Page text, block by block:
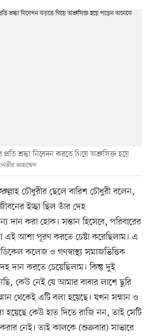
শ্রদ্ধা নিবেদন করতে গিয়ে অশ্রুসিক্ত হয়ে
আহাম্মেদ
চৌধুরীর ছেলে বারিশ চৌধুরী বলেন,
ইচ্ছা ছিল তাঁর দেহ
দান করা হোক। সন্তান হিসেবে, পরিবারের
এই আশা পূরণ করতে চেষ্টা করেছিলাম। এ
কলেজ ও গণস্বাস্থ্য সমাজভিত্তিক
দান করতে চেয়েছিলাম। কিন্তু দুই
কেউ নেই যে আমার বাবার লাশে ছুরি
থেকেই এটি বলা হয়েছে। যখন সম্মান ও
হয়েছে কেউ হাত দিতে রাজি নন, তাই সেটি
নেই। তাই কালকে (শুক্রবার) সাভারে